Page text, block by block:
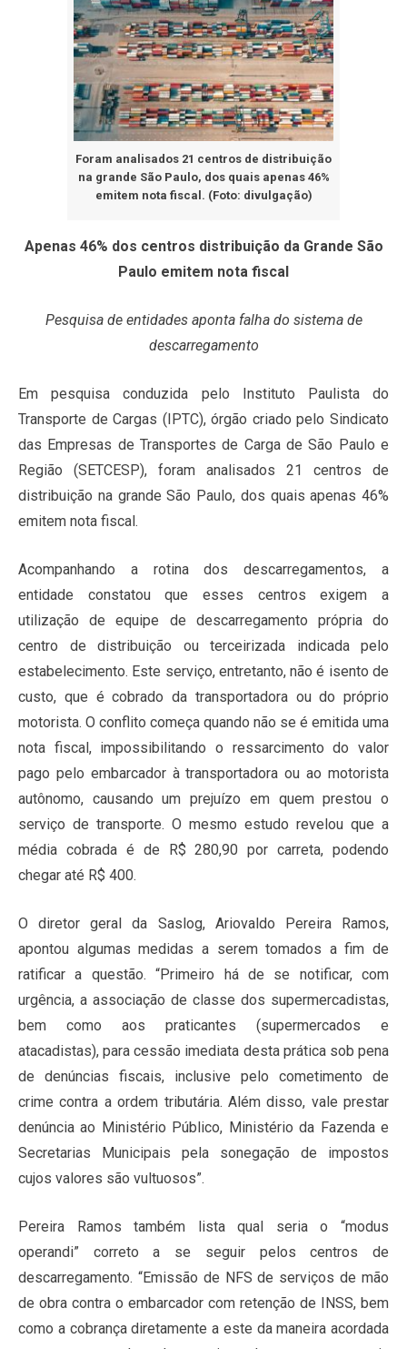
Foram analisados 21 centros de distribuição
na grande São Paulo, dos quais apenas 46%
emitem nota fiscal. (Foto: divulgação)
Apenas 46% dos centros distribuição da Grande São
Paulo emitem nota fiscal
Pesquisa de entidades aponta falha do sistema de
descarregamento
Em pesquisa conduzida pelo Instituto Paulista do
Transporte de Cargas (IPTC), órgão criado pelo Sindicato
das Empresas de Transportes de Carga de São Paulo e
Região (SETCESP), foram analisados 21 centros de
distribuição na grande São Paulo, dos quais apenas 46%
emitem nota fiscal.
Acompanhando a rotina dos descarregamentos, a
entidade constatou que esses centros exigem a
utilização de equipe de descarregamento própria do
centro de distribuição ou terceirizada indicada pelo
estabelecimento. Este serviço, entretanto, não é isento de
custo, que é cobrado da transportadora ou do próprio
motorista. O conflito começa quando não se é emitida uma
nota fiscal, impossibilitando o ressarcimento do valor
pago pelo embarcador à transportadora ou ao motorista
autônomo, causando um prejuízo em quem prestou o
serviço de transporte. O mesmo estudo revelou que a
média cobrada é de R$ 280,90 por carreta, podendo
chegar até R$ 400.
O diretor geral da Saslog, Ariovaldo Pereira Ramos,
apontou algumas medidas a serem tomados a fim de
ratificar a questão. “Primeiro há de se notificar, com
urgência, a associação de classe dos supermercadistas,
bem como aos praticantes (supermercados e
atacadistas), para cessão imediata desta prática sob pena
de denúncias fiscais, inclusive pelo cometimento de
crime contra a ordem tributária. Além disso, vale prestar
denúncia ao Ministério Público, Ministério da Fazenda e
Secretarias Municipais pela sonegação de impostos
cujos valores são vultuosos”.
Pereira Ramos também lista qual seria o “modus
operandi” correto a se seguir pelos centros de
descarregamento. “Emissão de NFS de serviços de mão
de obra contra o embarcador com retenção de INSS, bem
como a cobrança diretamente a este da maneira acordada